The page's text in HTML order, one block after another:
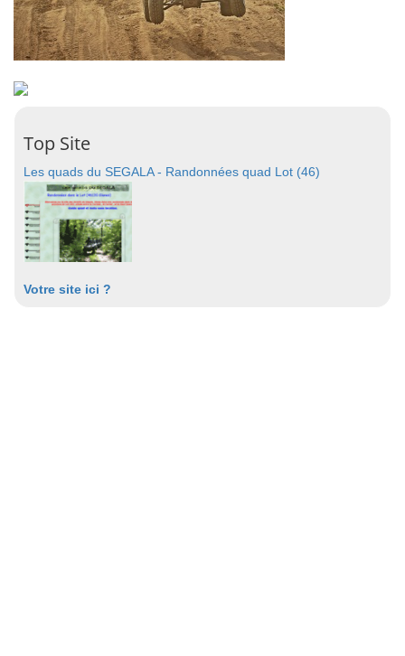
Top Site
Les quads du SEGALA - Randonnées quad Lot (46)
Votre site ici ?